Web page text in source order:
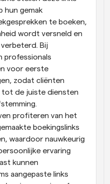
hun gemak
te boeken,
wordt versneld en
Bij
professionals
voor eerste
zodat cliënten
de juiste diensten
profiteren van het
boekingslinks
waardoor nauwkeurig
ervaring
kunnen
aangepaste links